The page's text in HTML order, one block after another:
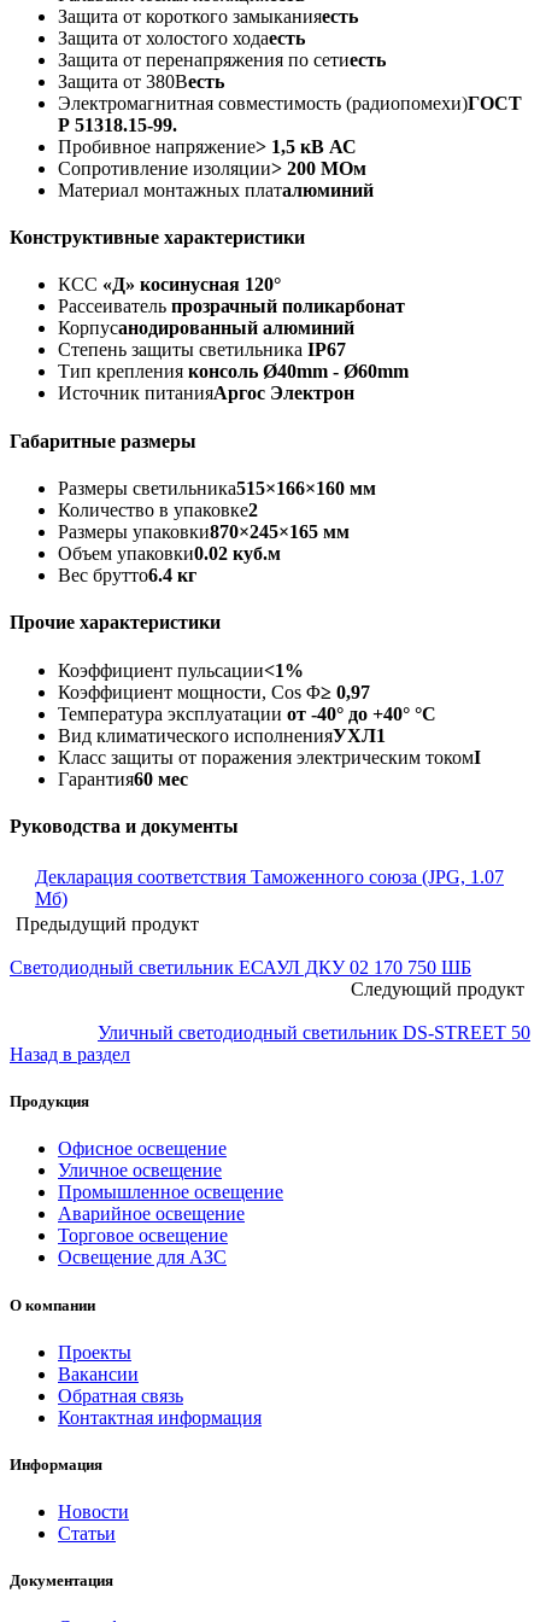
Защита от короткого замыканияесть
Защита от холостого ходаесть
Защита от перенапряжения по сетиесть
Защита от 380Весть
Электромагнитная совместимость (радиопомехи)ГОСТ
Р 51318.15-99.
Пробивное напряжение> 1,5 кВ АС
Сопротивление изоляции> 200 МОм
Материал монтажных платалюминий
Конструктивные характеристики
КСС «Д» косинусная 120°
Рассеиватель прозрачный поликарбонат
Корпусанодированный алюминий
Степень защиты светильника IP67
Тип крепления консоль Ø40mm - Ø60mm
Источник питанияАргос Электрон
Габаритные размеры
Размеры светильника515×166×160 мм
Количество в упаковке2
Размеры упаковки870×245×165 мм
Объем упаковки0.02 куб.м
Вес брутто6.4 кг
Прочие характеристики
Коэффициент пульсации<1%
Коэффициент мощности, Cos Φ≥ 0,97
Температура эксплуатации от -40° до +40° °C
Вид климатического исполненияУХЛ1
Класс защиты от поражения электрическим токомI
Гарантия60 мес
Руководства и документы
Декларация соответствия Таможенного союза (JPG, 1.07
Мб)
Предыдущий продукт
Светодиодный светильник ЕСАУЛ ДКУ 02 170 750 ШБ
Следующий продукт
Уличный светодиодный светильник DS-STREET 50
Назад в раздел
Продукция
Офисное освещение
Уличное освещение
Промышленное освещение
Аварийное освещение
Торговое освещение
Освещение для АЗС
О компании
Проекты
Вакансии
Обратная связь
Контактная информация
Информация
Новости
Статьи
Документация